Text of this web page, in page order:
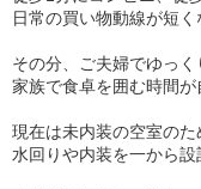
日常の買い物動線が短く
その分、ご夫婦でゆっく
家族で食卓を囲む時間が
現在は未内装の空室のた
水回りや内装を一から設